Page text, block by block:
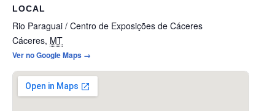
LOCAL
Rio Paraguai / Centro de Exposições de Cáceres
Cáceres, MT
Ver no Google Maps →